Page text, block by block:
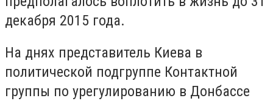
декабря 2015 года.
На днях представитель Киева в
политической подгруппе Контактной
группы по урегулированию в Донбассе